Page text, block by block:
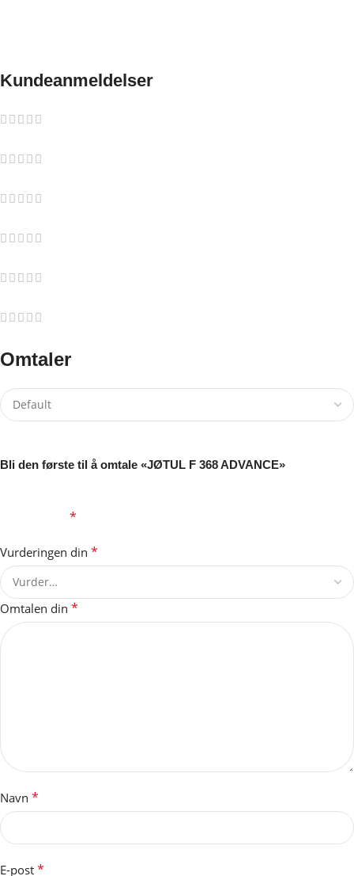
Kundeanmeldelser
Omtaler
Bli den første til å omtale «JØTUL F 368 ADVANCE»
*
Vurderingen din *
Omtalen din *
Navn *
E-post *